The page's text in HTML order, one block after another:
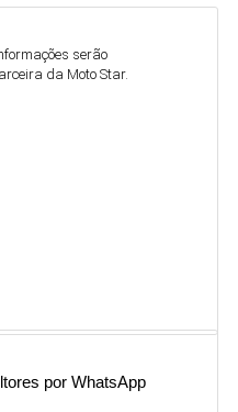
serão
da Moto Star.
por WhatsApp